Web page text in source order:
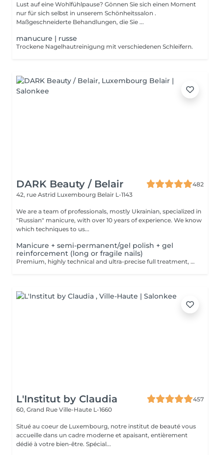
Lust auf eine Wohlfühlpause? Gönnen Sie sich einen Moment
nur für sich selbst in unserem Schönheitssalon .
Maßgeschneiderte Behandlungen, die Sie ...
manucure | russe
Trockene Nagelhautreinigung mit verschiedenen Schleifern.
DARK Beauty / Belair
482
42, rue Astrid Luxembourg Belair L-1143
We are a team of professionals, mostly Ukrainian, specialized in
"Russian" manicure, with over 10 years of experience. We know
which techniques to us...
Manicure + semi-permanent/gel polish + gel
reinforcement (long or fragile nails)
Premium, highly technical and ultra-precise full treatment, performed mainly with an e-file to achieve a perfectly clean nail contour and apply the polish as close as possible, even slightly under the cuticle. This technique helps visually delay the regrowth by around 10 days. Visual result: -Extremely well-groomed nails, clean contours, flawless shape -Instagram / photo studio effect: neat, precise, with no visible dry skin We also include a gel reinforcement, recommended for long or fragile or broken nails. A perfect solution for flawless and long-lasting nails: -The average durability is 4 weeks!! Service content -> 95€ : -Removal of old semi-permanent and/or gel polish (if needed, already include in this price/service) -Very meticulous preparation of the nail plate -Removal of dead skin -Shape and file nails -Gentle cuticle care -Correction of the nail shape -Gel reinforcement -Application of semi-permanent nail polish -Application of cuticle oil and hand cream Optional : -Price per nail extension on up to 5 nails (if so please book "WITH simple design") +3€/nail -Price per nail for nail art on up to 5 nails (if so please book "WITH simple design") +3€/nail -Price for simple design (French, Chrome, Baby Boomer, Cat Eyes, Stickers, Foil) 6-10 nails -> +20€ -Price for complex design (3D, Hand drawings, Stamping, French with Chrome, Baby Boomer with Chrome, French with Cat Eyes) 6-10 nails -> +30€
L'Institut by Claudia
457
60, Grand Rue Ville-Haute L-1660
Situé au coeur de Luxembourg, notre institut de beauté vous
accueille dans un cadre moderne et apaisant, entièrement
dédié à votre bien-être. Spécial...